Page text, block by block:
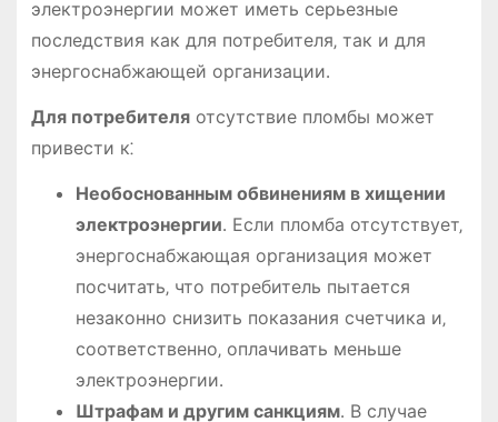
электроэнергии может иметь серьезные
последствия как для потребителя‚ так и для
энергоснабжающей организации․
Для потребителяотсутствие пломбы может
привести к⁚
Необоснованным обвинениям в хищении
электроэнергии․ Если пломба отсутствует‚
энергоснабжающая организация может
посчитать‚ что потребитель пытается
незаконно снизить показания счетчика и‚
соответственно‚ оплачивать меньше
электроэнергии․
Штрафам и другим санкциям․ В случае